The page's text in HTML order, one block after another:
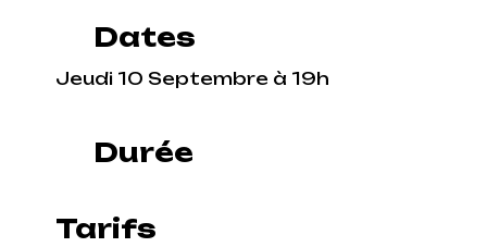
Dates
Jeudi 10 Septembre à 19h
Durée
Tarifs